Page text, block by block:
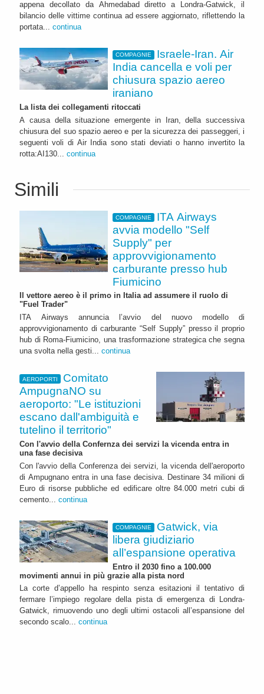
appena decollato da Ahmedabad diretto a Londra-Gatwick, il
bilancio delle vittime continua ad essere aggiornato, riflettendo la
portata... continua
COMPAGNIE
Israele-Iran. Air
India cancella e voli per
chiusura spazio aereo
iraniano
La lista dei collegamenti ritoccati
A causa della situazione emergente in Iran, della successiva
chiusura del suo spazio aereo e per la sicurezza dei passeggeri, i
seguenti voli di Air India sono stati deviati o hanno invertito la
rotta:AI130... continua
Simili
COMPAGNIE
ITA Airways
avvia modello "Self
Supply" per
approvvigionamento
carburante presso hub
Fiumicino
Il vettore aereo è il primo in Italia ad assumere il ruolo di
"Fuel Trader"
ITA Airways annuncia l’avvio del nuovo modello di
approvvigionamento di carburante “Self Supply” presso il proprio
hub di Roma-Fiumicino, una trasformazione strategica che segna
una svolta nella gesti... continua
AEROPORTI
Comitato
AmpugnaNO su
aeroporto: "Le istituzioni
escano dall'ambiguità e
tutelino il territorio"
Con l'avvio della Confernza dei servizi la vicenda entra in
una fase decisiva
Con l'avvio della Conferenza dei servizi, la vicenda dell'aeroporto
di Ampugnano entra in una fase decisiva. Destinare 34 milioni di
Euro di risorse pubbliche ed edificare oltre 84.000 metri cubi di
cemento... continua
COMPAGNIE
Gatwick, via
libera giudiziario
all’espansione operativa
Entro il 2030 fino a 100.000
movimenti annui in più grazie alla pista nord
La corte d’appello ha respinto senza esitazioni il tentativo di
fermare l’impiego regolare della pista di emergenza di Londra-
Gatwick, rimuovendo uno degli ultimi ostacoli all’espansione del
secondo scalo... continua